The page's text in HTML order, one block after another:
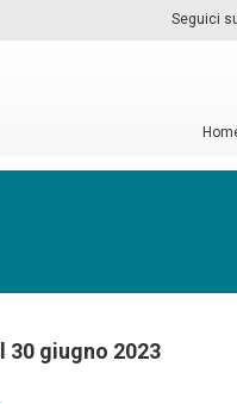
Seguici
30 giugno 2023